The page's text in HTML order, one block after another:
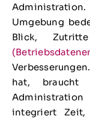
Administration.
Umgebung
Blick,
hat,
integriert